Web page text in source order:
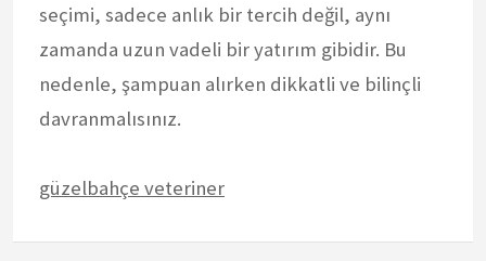
seçimi, sadece anlık bir tercih değil, aynı
zamanda uzun vadeli bir yatırım gibidir. Bu
nedenle, şampuan alırken dikkatli ve bilinçli
davranmalısınız.
güzelbahçe veteriner